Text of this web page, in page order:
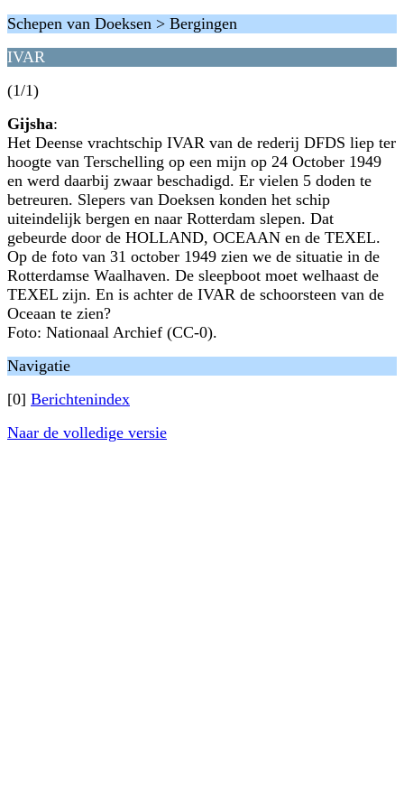
Schepen van Doeksen > Bergingen
IVAR
(1/1)
Gijsha:
Het Deense vrachtschip IVAR van de rederij DFDS liep ter
hoogte van Terschelling op een mijn op 24 October 1949
en werd daarbij zwaar beschadigd. Er vielen 5 doden te
betreuren. Slepers van Doeksen konden het schip
uiteindelijk bergen en naar Rotterdam slepen. Dat
gebeurde door de HOLLAND, OCEAAN en de TEXEL.
Op de foto van 31 october 1949 zien we de situatie in de
Rotterdamse Waalhaven. De sleepboot moet welhaast de
TEXEL zijn. En is achter de IVAR de schoorsteen van de
Oceaan te zien?
Foto: Nationaal Archief (CC-0).
Navigatie
[0] Berichtenindex
Naar de volledige versie